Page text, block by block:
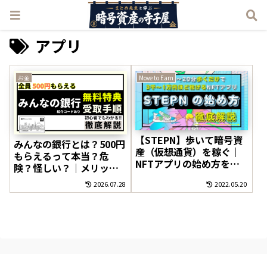
アプリ
お金
みんなの銀行とは？500円
もらえるって本当？危
険？怪しい？｜メリッ
ト・デメリットを徹底解
説
2026.07.28
Move to Earn
【STEPN】歩いて暗号資
産（仮想通貨）を稼ぐ｜
NFTアプリの始め方を徹
2022.05.20